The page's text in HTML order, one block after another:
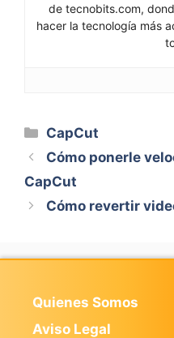
de tecnobits.com,
hacer la tecnología más
Categorías
CapCut
Cómo ponerle
CapCut
Cómo revertir
Quienes Somos
Aviso Legal